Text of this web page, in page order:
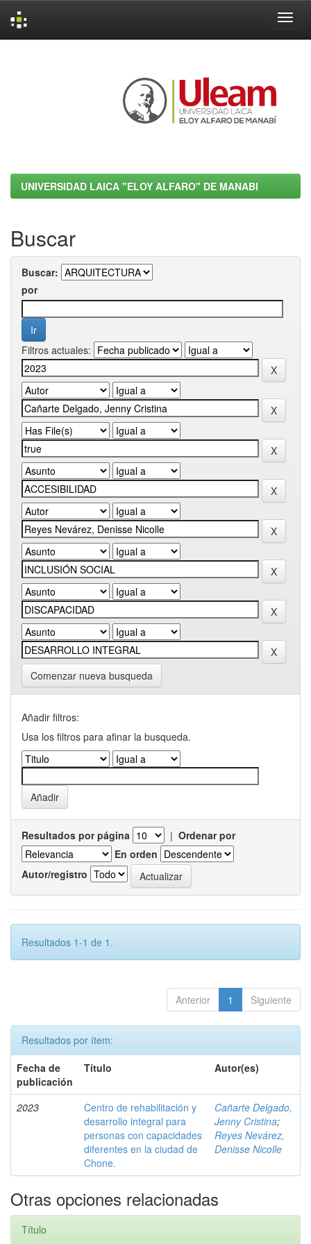
UNIVERSIDAD LAICA "ELOY ALFARO" DE MANABI
Buscar
Buscar:
por
Filtros actuales:
Comenzar nueva busqueda
Añadir filtros:
Usa los filtros para afinar la busqueda.
Resultados por página | Ordenar por
En orden
Autor/registro
Resultados 1-1 de 1.
Anterior 1 Siguiente
Resultados por ítem:
Fecha de
publicación
Título Autor(es)
2023
Centro de rehabilitación y
desarrollo integral para
personas con capacidades
diferentes en la ciudad de
Chone.
Cañarte Delgado,
Jenny Cristina;
Reyes Nevárez,
Denisse Nicolle
Otras opciones relacionadas
Título